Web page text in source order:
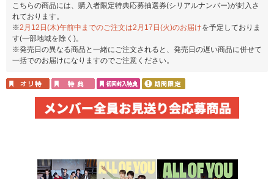
こちらの商品には、購入者限定特典応募抽選券(シリアルナンバー)が封入さ
れております。
※2月12日(木)午前中までのご注文は2月17日(火)のお届けを予定しておりま
す(一部地域を除く)。
※発売日の異なる商品と一緒にご注文されると、発売日の遅い商品に併せて
一括でのお届けになりますのでご注意ください。